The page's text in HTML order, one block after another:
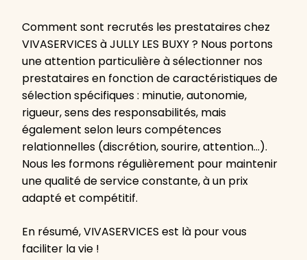
Comment sont recrutés les prestataires chez
VIVASERVICES à JULLY LES BUXY ? Nous portons
une attention particulière à sélectionner nos
prestataires en fonction de caractéristiques de
sélection spécifiques : minutie, autonomie,
rigueur, sens des responsabilités, mais
également selon leurs compétences
relationnelles (discrétion, sourire, attention…).
Nous les formons régulièrement pour maintenir
une qualité de service constante, à un prix
adapté et compétitif.
En résumé, VIVASERVICES est là pour vous
faciliter la vie !